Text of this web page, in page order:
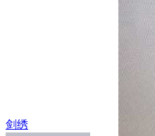
剑绣